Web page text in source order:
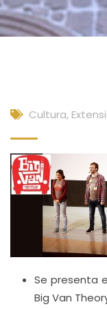
Cultura,
Se presenta
Big Van